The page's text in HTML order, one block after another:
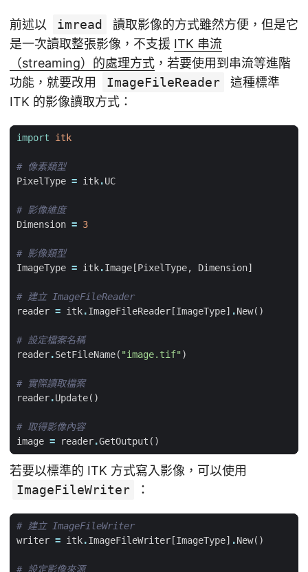
前述以 imread
讀取影像的方式雖然方便，但是它
是一次讀取整張影像，不支援 ITK 串流
（streaming）的處理方式 ，若要使用到串流等進階
功能，就要改用
ImageFileReader
這種標準
ITK 的影像讀取方式：
import itk
# 像素類型
PixelType = itk.UC
# 影像維度
Dimension = 3
# 影像類型
ImageType = itk.Image [PixelType, Dimension]
# 建立 ImageFileReader
reader = itk.ImageFileReader [ImageType] .New()
# 設定檔案名稱
reader.SetFileName( "image.tif")
# 實際讀取檔案
reader.Update()
# 取得影像內容
image = reader.GetOutput ()
若要以標準的 ITK 方式寫入影像，可以使用
ImageFileWriter
：
# 建立 ImageFileWriter
writer = itk.ImageFileWriter [ImageType] .New()
# 設定影像來源